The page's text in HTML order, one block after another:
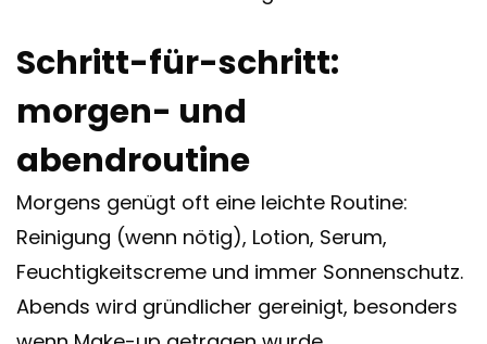
Schritt-für-schritt:
morgen- und
abendroutine
Morgens genügt oft eine leichte Routine:
Reinigung (wenn nötig), Lotion, Serum,
Feuchtigkeitscreme und immer Sonnenschutz.
Abends wird gründlicher gereinigt, besonders